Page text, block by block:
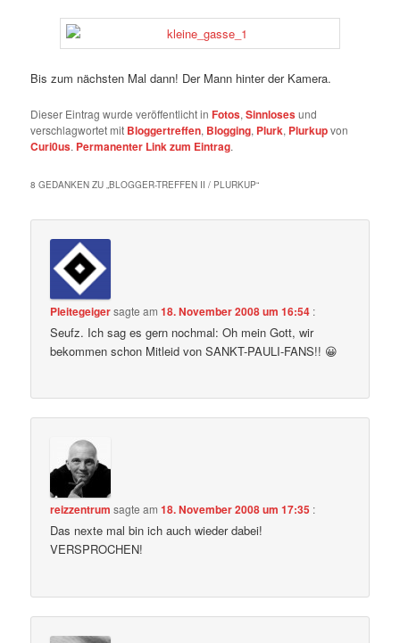
Bis zum nächsten Mal dann! Der Mann hinter der Kamera.
Dieser Eintrag wurde veröffentlicht inFotos,Sinnlosesund
verschlagwortet mit Bloggertreffen, Blogging, Plurk, Plurkupvon
Curi0us. Permanenter Link zum Eintrag.
8 GEDANKEN ZU „BLOGGER-TREFFEN II / PLURKUP“
Pleitegeigersagte am18. November 2008 um 16:54 :
Seufz. Ich sag es gern nochmal: Oh mein Gott, wir
bekommen schon Mitleid von SANKT-PAULI-FANS!! 😀
reizzentrum sagte am18. November 2008 um 17:35 :
Das nexte mal bin ich auch wieder dabei!
VERSPROCHEN!